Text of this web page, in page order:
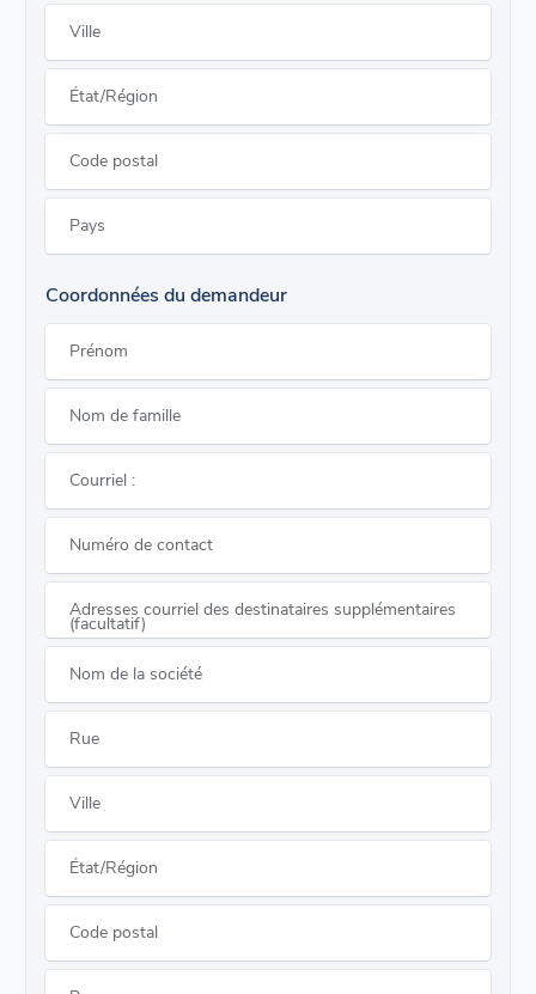
Ville
État/Région
Code postal
Pays
Coordonnées du demandeur
Prénom
Nom de famille
Courriel :
Numéro de contact
Adresses courriel des destinataires supplémentaires
(facultatif)
Nom de la société
Rue
Ville
État/Région
Code postal